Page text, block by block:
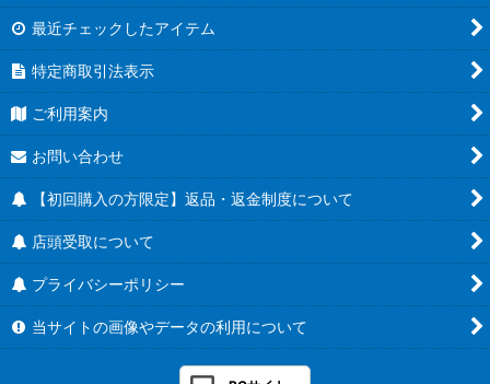
最近チェックしたアイテム
特定商取引法表示
ご利用案内
お問い合わせ
【初回購入の方限定】返品・返金制度について
店頭受取について
プライバシーポリシー
当サイトの画像やデータの利用について